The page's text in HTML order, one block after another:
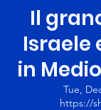
Il
Israele
in
Tue,
https://